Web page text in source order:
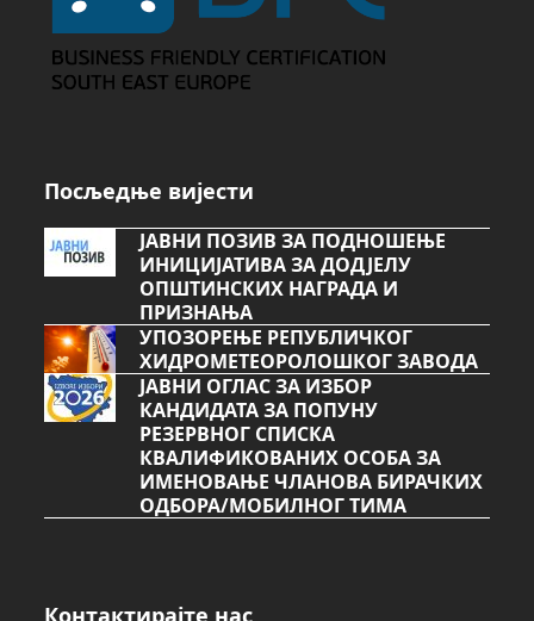
Посљедње вијести
ЈАВНИ ПОЗИВ ЗА ПОДНОШЕЊЕ
ИНИЦИЈАТИВА ЗА ДОДЈЕЛУ
ОПШТИНСКИХ НАГРАДА И
ПРИЗНАЊА
УПОЗОРЕЊЕ РЕПУБЛИЧКОГ
ХИДРОМЕТЕОРОЛОШКОГ ЗАВОДА
ЈАВНИ ОГЛАС ЗА ИЗБОР
КАНДИДАТА ЗА ПОПУНУ
РЕЗЕРВНОГ СПИСКА
КВАЛИФИКОВАНИХ ОСОБА ЗА
ИМЕНОВАЊЕ ЧЛАНОВА БИРАЧКИХ
ОДБОРА/МОБИЛНОГ ТИМА